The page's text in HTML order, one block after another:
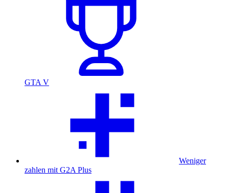
GTA V
Weniger
zahlen mit G2A Plus